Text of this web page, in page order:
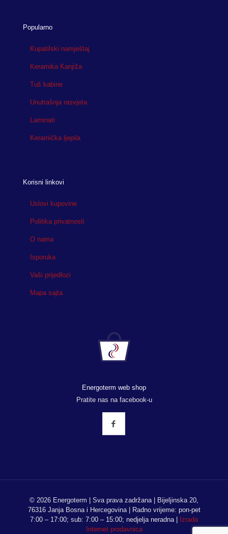
Popularno
Kupatilski namještaj
Keramika Kanjiža
Tuš kabine
Unutrašnja rasvjeta
Laminati
Keramička ljepila
Korisni linkovi
Uslovi kupovine
Politika privatnosti
O nama
Isporuka
Vaši prijedlozi
Mapa sajta
Energoterm web shop
Pratite nas na facebook-u
© 2026 Energoterm | Sva prava zadržana | Bijeljinska 20,
76316 Janja Bosna i Hercegovina | Radno vrijeme: pon-pet
7:00 – 17:00; sub: 7:00 – 15:00; nedjelja neradna |
Izrada
Internet prodavnica